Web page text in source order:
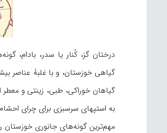
درختان گز، کُنار یا سدر، بادام،
گیاهی خوزستان، و با غلبۀ عناصر
گیاهان خوراکی، طبی، زینتی و
به استپهای سرسبزی برای چرای
مهم‌ترین گونه‌های جانوری خوزستان